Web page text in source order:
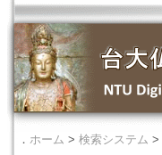
． ホーム > 検索システム >